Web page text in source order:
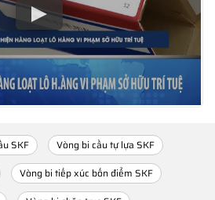
SKF
Vòng bi cầu tự lựa SKF
Vòng bi tiếp xúc bốn điểm SKF